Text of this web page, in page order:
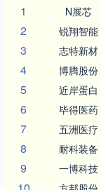
1
N展芯
2 锐翔智能
3 志特新材
4 博腾股份
5 近岸蛋白
6 毕得医药
7 五洲医疗
8 耐科装备
9 一博科技